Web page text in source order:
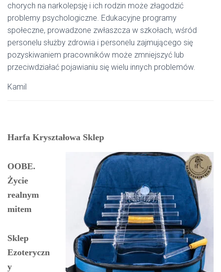
chorych na narkolepsję i ich rodzin może złagodzić
problemy psychologiczne. Edukacyjne programy
społeczne, prowadzone zwłaszcza w szkołach, wśród
personelu służby zdrowia i personelu zajmującego się
pozyskiwaniem pracowników może zmniejszyć lub
przeciwdziałać pojawianiu się wielu innych problemów.
Kamil
Harfa Kryształowa Sklep
OOBE.
Życie
realnym
mitem
Sklep
Ezoteryczn
y